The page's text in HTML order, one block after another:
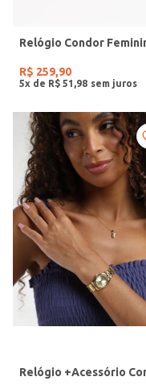
R$ 259,90
5x de R$ 51 98